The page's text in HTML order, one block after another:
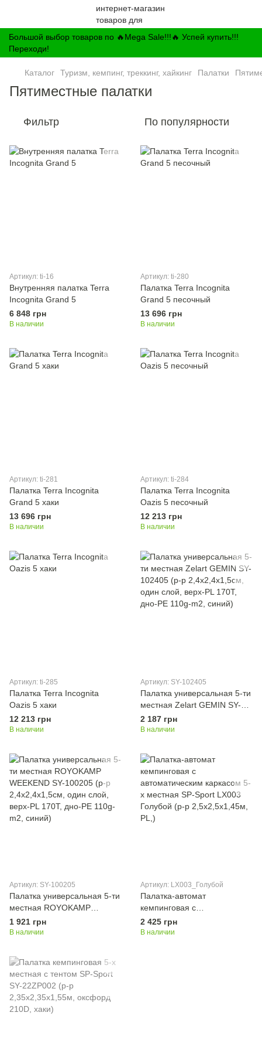
Большой выбор товаров по 🔥Mega Sale!!!🔥 Успей купить!!!
Переходи!
Каталог Туризм, кемпинг, треккинг, хайкинг Палатки
Пятиместные палатки
Фильтр По популярности
Артикул: ti-16
Внутренняя палатка Terra
Incognita Grand 5
6 848 грн
В наличии
Артикул: ti-280
Палатка Terra Incognita
Grand 5 песочный
13 696 грн
В наличии
Артикул: ti-281
Палатка Terra Incognita
Grand 5 хаки
13 696 грн
В наличии
Артикул: ti-284
Палатка Terra Incognita
Oazis 5 песочный
12 213 грн
В наличии
Артикул: ti-285
Палатка Terra Incognita
Oazis 5 хаки
12 213 грн
В наличии
Артикул: SY-102405
Палатка универсальная 5-ти
местная Zelart GEMIN SY-
102405 (р-р 2,4x2,4x1,5см,
один слой, верх-PL 170T,
2 187 грн
В наличии
Артикул: SY-100205
Палатка универсальная 5-ти
местная ROYOKAMP
WEEKEND SY-100205 (р-р
2,4x2,4x1,5см, один слой,
m2, синий)
1 921 грн
В наличии
Артикул: LX003_Голубой
Палатка-автомат
кемпинговая с
автоматическим каркасом 5-
х местная SP-Sport LX003
2 425 грн
В наличии